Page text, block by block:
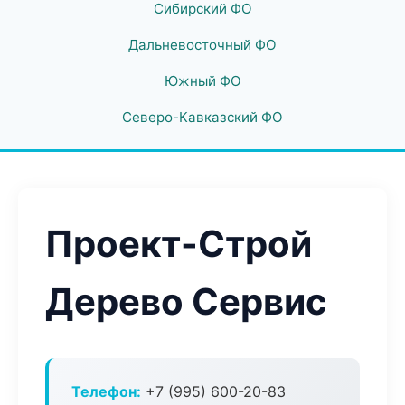
Сибирский ФО
Дальневосточный ФО
Южный ФО
Северо-Кавказский ФО
Проект-Строй
Дерево Сервис
Телефон: +7 (995) 600-20-83